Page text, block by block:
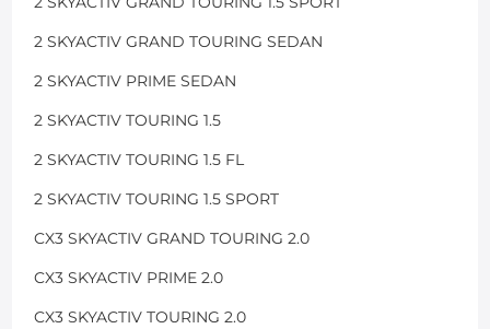
2 SKYACTIV GRAND TOURING SEDAN
2 SKYACTIV PRIME SEDAN
2 SKYACTIV TOURING 1.5
2 SKYACTIV TOURING 1.5 FL
2 SKYACTIV TOURING 1.5 SPORT
CX3 SKYACTIV GRAND TOURING 2.0
CX3 SKYACTIV PRIME 2.0
CX3 SKYACTIV TOURING 2.0